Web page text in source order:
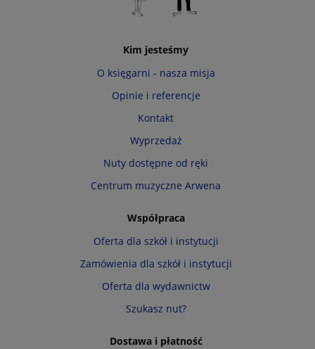
Kim jesteśmy
O księgarni - nasza misja
Opinie i referencje
Kontakt
Wyprzedaż
Nuty dostępne od ręki
Centrum muzyczne Arwena
Współpraca
Oferta dla szkół i instytucji
Zamówienia dla szkół i instytucji
Oferta dla wydawnictw
Szukasz nut?
Dostawa i płatność